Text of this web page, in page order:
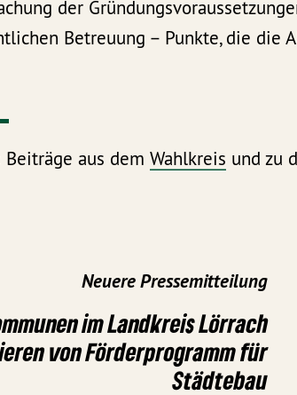
der
Betreuung – Punkte, die die
Beiträge aus demWahlkreis und zu
Neuere Pressemitteilung
im Landkreis Lörrach
von Förderprogramm für
Städtebau